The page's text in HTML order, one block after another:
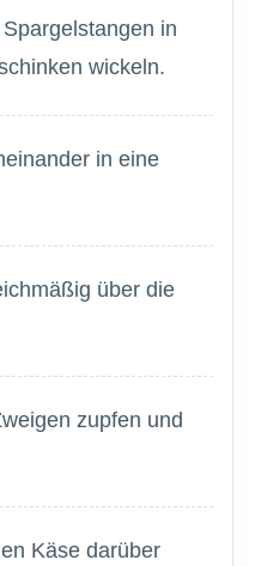
in
wickeln.
in eine
über die
zupfen und
Käse darüber